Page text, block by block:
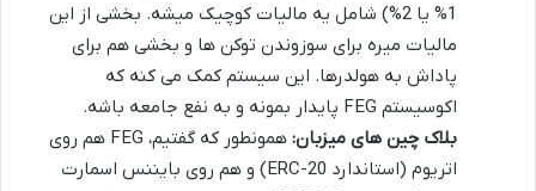
1% یا 2%) شامل یه مالیات کوچیک میشه. بخشی از این
مالیات میره برای سوزوندن توکن ها و بخشی هم برای
پاداش به هولدرها. این سیستم کمک می کنه که
اکوسیستم FEG پایدار بمونه و به نفع جامعه باشه.
بلاک چین های میزبان:
همونطور که گفتیم، FEG هم روی
اتریوم (استاندارد ERC-20) و هم روی بایننس اسمارت